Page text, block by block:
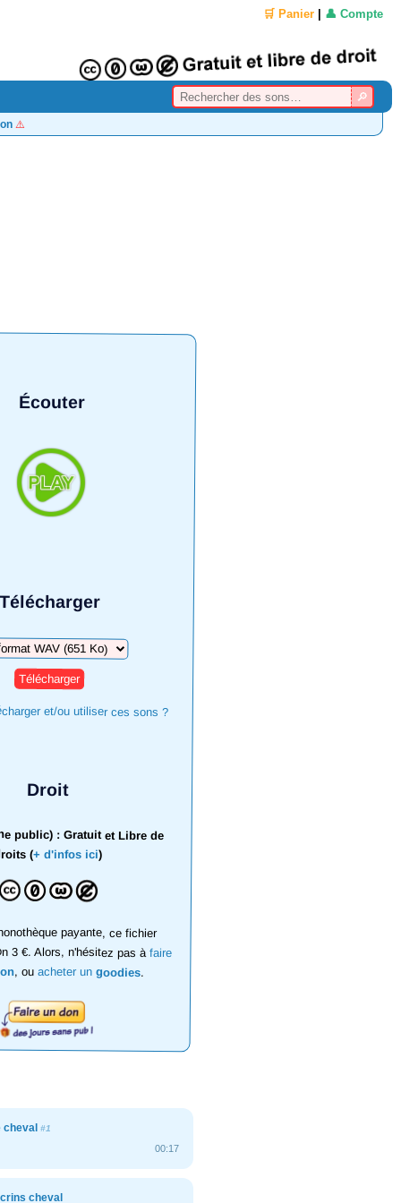
🛒 Panier 👤 Compte
⚠️
Écouter
Télécharger
et/ou utiliser ces sons ?
Droit
public) : Gratuit et Libre de
(+ d'infos ici)
payante, ce fichier
3 €. Alors, n'hésitez pas àfaire
, ouacheter ungoodies.
cheval#1
00:17
cheval